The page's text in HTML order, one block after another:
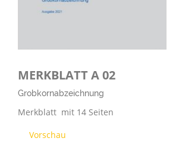
MERKBLATT A 02
Grobkornabzeichnung
Merkblatt mit 14 Seiten
Vorschau